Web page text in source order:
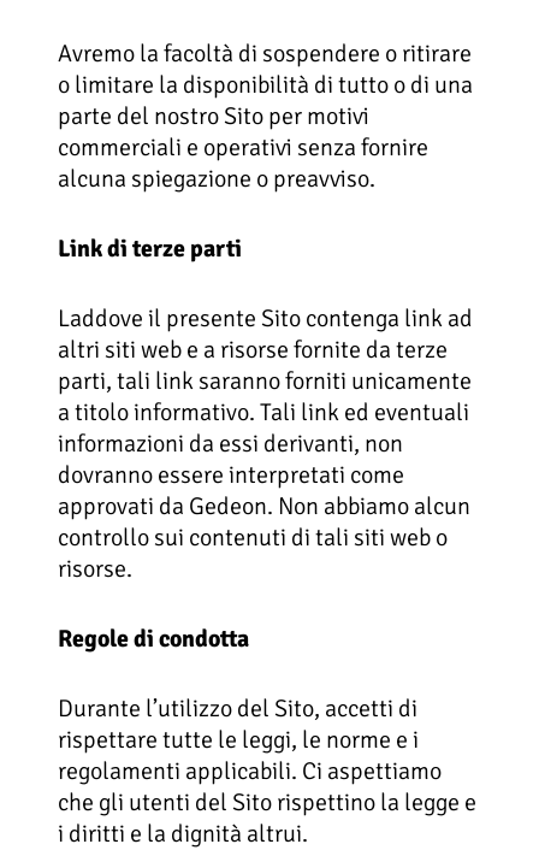
Avremo la facoltà di sospendere o ritirare
o limitare la disponibilità di tutto o di una
parte del nostro Sito per motivi
commerciali e operativi senza fornire
alcuna spiegazione o preavviso.
Link di terze parti
Laddove il presente Sito contenga link ad
altri siti web e a risorse fornite da terze
parti, tali link saranno forniti unicamente
a titolo informativo. Tali link ed eventuali
informazioni da essi derivanti, non
dovranno essere interpretati come
approvati da Gedeon. Non abbiamo alcun
controllo sui contenuti di tali siti web o
risorse.
Regole di condotta
Durante l’utilizzo del Sito, accetti di
rispettare tutte le leggi, le norme e i
regolamenti applicabili. Ci aspettiamo
che gli utenti del Sito rispettino la legge e
i diritti e la dignità altrui.